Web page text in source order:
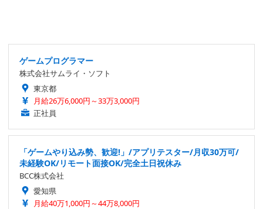
ゲームプログラマー
株式会社サムライ・ソフト
東京都
月給26万6,000円～33万3,000円
正社員
「ゲームやり込み勢、歓迎!」/アプリテスター/月収30万可/
未経験OK/リモート面接OK/完全土日祝休み
BCC株式会社
愛知県
月給40万1,000円～44万8,000円